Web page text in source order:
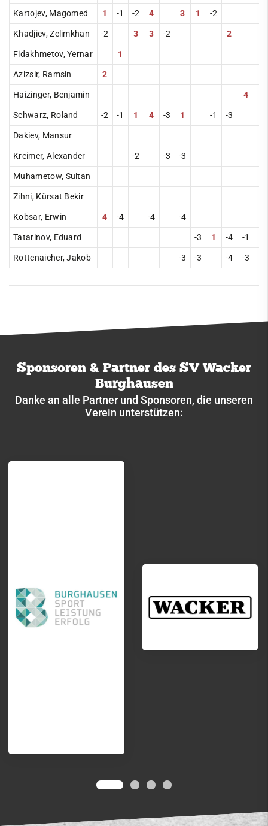
Kartojev, Magomed 1 -1 -2 4 3 1
-2
Khadjiev, Zelimkhan
-2 3 3 -2
2
Fidakhmetov, Yernar
1
Azizsir, Ramsin
2
Haizinger, Benjamin
4
Schwarz, Roland
-2 -1 1 4 -3 1 -1
-3
Dakiev, Mansur
Kreimer, Alexander
-2 -3
-3
Muhametow, Sultan
Zihni, Kürsat Bekir
Kobsar, Erwin
4 -4 -4
-4
Tatarinov, Eduard
-3 1 -4 -1
Rottenaicher, Jakob
-3 -3 -4 -3
Sponsoren & Partner des SV Wacker
Burghausen
Danke an alle Partner und Sponsoren, die unseren
Verein unterstützen:
Service
Kontakt